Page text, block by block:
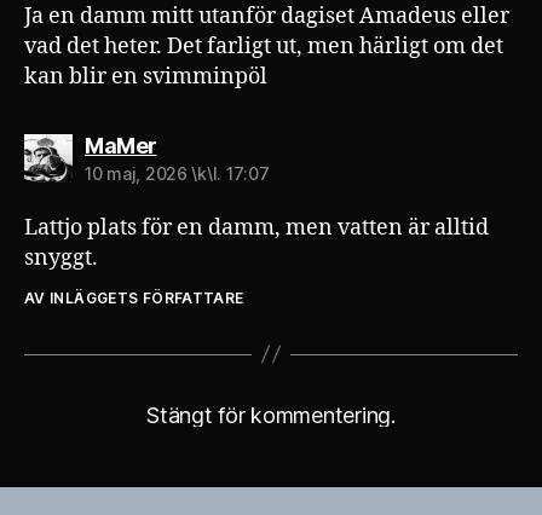
Ja en damm mitt utanför dagiset Amadeus eller
vad det heter. Det farligt ut, men härligt om det
kan blir en svimminpöl
MaMersäger:
10 maj, 2026 \k\l. 17:07
Lattjo plats för en damm, men vatten är alltid
snyggt.
AV INLÄGGETS FÖRFATTARE
Stängt för kommentering.